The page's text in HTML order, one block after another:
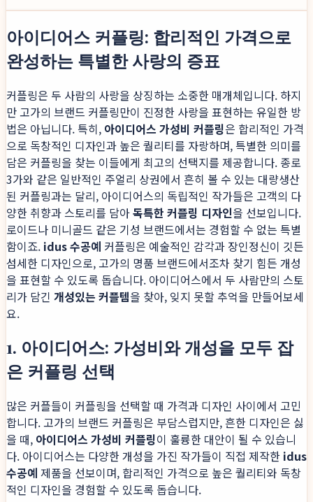
아이디어스 커플링: 합리적인 가격으로
완성하는 특별한 사랑의 증표
커플링은 두 사람의 사랑을 상징하는 소중한 매개체입니다. 하지
만 고가의 브랜드 커플링만이 진정한 사랑을 표현하는 유일한 방
법은 아닙니다. 특히, 아이디어스 가성비 커플링은 합리적인 가격
으로 독창적인 디자인과 높은 퀄리티를 자랑하며, 특별한 의미를
담은 커플링을 찾는 이들에게 최고의 선택지를 제공합니다. 종로
3가와 같은 일반적인 주얼리 상권에서 흔히 볼 수 있는 대량생산
된 커플링과는 달리, 아이디어스의 독립적인 작가들은 고객의 다
양한 취향과 스토리를 담아독특한 커플링 디자인을 선보입니다.
로이드나 미니골드 같은 기성 브랜드에서는 경험할 수 없는 특별
함이죠. idus 수공예 커플링은 예술적인 감각과 장인정신이 깃든
섬세한 디자인으로, 고가의 명품 브랜드에서조차 찾기 힘든 개성
을 표현할 수 있도록 돕습니다. 아이디어스에서 두 사람만의 스토
리가 담긴 개성있는 커플템을 찾아, 잊지 못할 추억을 만들어보세
요.
1. 아이디어스: 가성비와 개성을 모두 잡
은 커플링 선택
많은 커플들이 커플링을 선택할 때 가격과 디자인 사이에서 고민
합니다. 고가의 브랜드 커플링은 부담스럽지만, 흔한 디자인은 싫
을 때, 아이디어스 가성비 커플링이 훌륭한 대안이 될 수 있습니
다. 아이디어스는 다양한 개성을 가진 작가들이 직접 제작한 idus
수공예 제품을 선보이며, 합리적인 가격으로 높은 퀄리티와 독창
적인 디자인을 경험할 수 있도록 돕습니다.